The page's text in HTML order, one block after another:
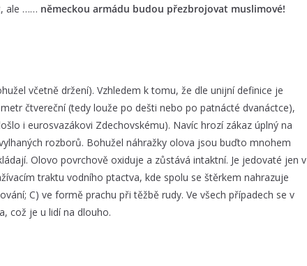
ale …… německou armádu budou přezbrojovat muslimové!
včetně držení). Vzhledem k tomu, že dle unijní definice je
čtvereční (tedy louže po dešti nebo po patnácté dvanáctce),
i eurosvazákovi Zdechovskému). Navíc hrozí zákaz úplný na
rozborů. Bohužel náhražky olova jsou buďto mnohem
Olovo povrchově oxiduje a zůstává intaktní. Je jedovaté jen v
traktu vodního ptactva, kde spolu se štěrkem nahrazuje
C) ve formě prachu při těžbě rudy. Ve všech případech se v
což je u lidí na dlouho.